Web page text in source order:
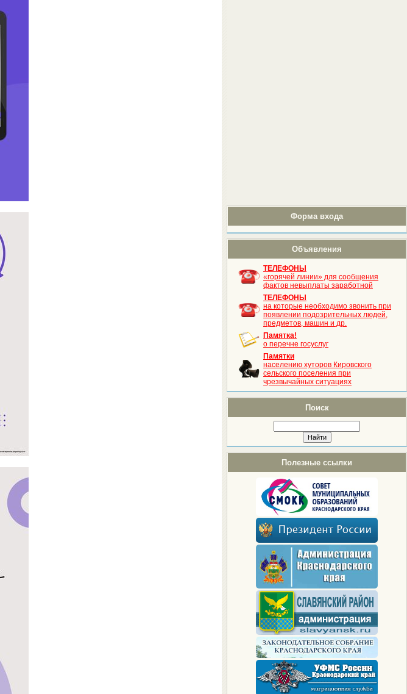
Форма входа
Объявления
ТЕЛЕФОНЫ
«горячей линии» для сообщения
фактов невыплаты заработной
ТЕЛЕФОНЫ
на которые необходимо звонить при
появлении подозрительных людей,
предметов, машин и др.
Памятка!
о перечне госуслуг
Памятки
населению хуторов Кировского
сельского поселения при
чрезвычайных ситуациях
Поиск
Полезные ссылки